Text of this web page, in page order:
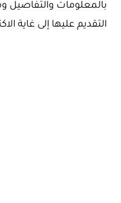
بالمعلومات والتفاصيل
التقديم عليها إلى غاية